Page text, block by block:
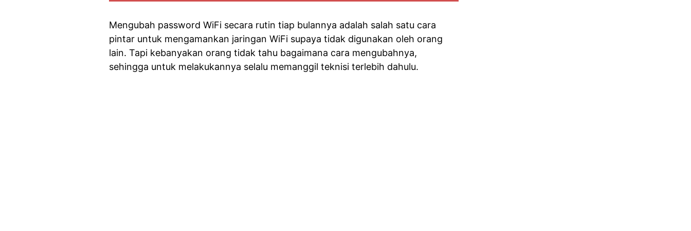
Mengubah password WiFi secara rutin tiap bulannya adalah salah satu cara
pintar untuk mengamankan jaringan WiFi supaya tidak digunakan oleh orang
lain. Tapi kebanyakan orang tidak tahu bagaimana cara mengubahnya,
sehingga untuk melakukannya selalu memanggil teknisi terlebih dahulu.